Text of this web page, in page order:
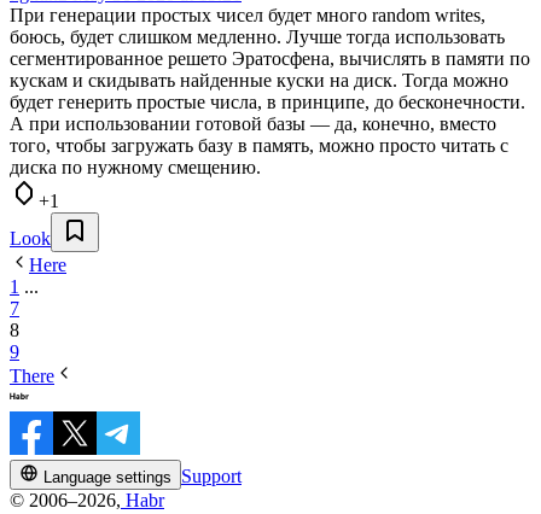
При генерации простых чисел будет много random writes,
боюсь, будет слишком медленно. Лучше тогда использовать
сегментированное решето Эратосфена, вычислять в памяти по
кускам и скидывать найденные куски на диск. Тогда можно
будет генерить простые числа, в принципе, до бесконечности.
А при использовании готовой базы — да, конечно, вместо
того, чтобы загружать базу в память, можно просто читать с
диска по нужному смещению.
+1
Look
Here
1 ...
7
8
9
There
Language settings
Support
© 2006–2026, Habr